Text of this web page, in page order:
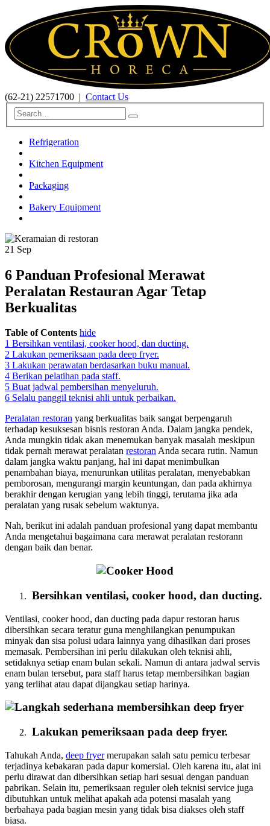
(62-21) 22571700 | Contact Us
Refrigeration
Kitchen Equipment
Packaging
Bakery Equipment
21 Sep
6 Panduan Profesional Merawat
Peralatan Restauran Agar Tetap
Berkualitas
Table of Contents hide
1 Bersihkan ventilasi, cooker hood, dan ducting.
2 Lakukan pemeriksaan pada deep fryer.
3 Lakukan perawatan berdasarkan buku manual.
4 Berikan pelatihan pada staff.
5 Buat jadwal pembersihan menyeluruh.
6 Selalu panggil teknisi ahli untuk perbaikan.
Peralatan restoran yang berkualitas baik sangat berpengaruh
terhadap kesuksesan bisnis restoran Anda. Dalam jangka pendek,
Anda mungkin tidak akan menemukan banyak masalah meskipun
tidak pernah merawat peralatan restoranAnda secara rutin. Namun
dalam jangka waktu panjang, hal ini dapat menimbulkan
penambahan biaya, menurunkan utilitas peralatan, menyebabkan
pemborosan, mengurangi margin keuntungan, dan pada akhirnya
berakhir dengan kerugian yang lebih tinggi, terutama jika ada
peralatan yang rusak sebelum waktunya.
Nah, berikut ini adalah panduan profesional yang dapat membantu
Anda mengetahui bagaimana cara merawat peralatan restorann
dengan baik dan benar.
Bersihkan ventilasi, cooker hood, dan ducting.
Ventilasi, cooker hood, dan ducting pada dapur restoran harus
dibersihkan secara teratur guna menghilangkan penumpukan
minyak dan sisa polusi udara lainnya yang dihasilkan dari proses
memasak. Pembersihan ini perlu dilakukan oleh teknisi ahli,
setidaknya setiap enam bulan sekali. Namun di antara jadwal servis
enam bulan tersebut, para staff harus tetap membersihkan bagian
yang terlihat atau dapat dijangkau setiap harinya.
Lakukan pemeriksaan pada deep fryer.
Tahukah Anda, deep fryermerupakan salah satu pemicu terbesar
terjadinya kebakaran pada dapur komersial. Oleh karena itu, alat ini
perlu dirawat dan dibersihkan setiap hari sesuai dengan panduan
pabrikan. Selain itu, pemeriksaan reguler oleh teknisi service juga
dibutuhkan untuk melihat apakah ada potensi masalah yang
berbahaya pada bagian mesin yang tidak bisa diakses oleh staff
biasa.